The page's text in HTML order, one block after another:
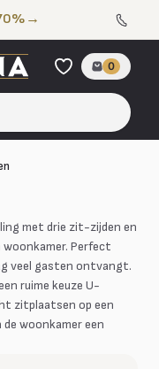
→
0
met drie zit-zijden en
Perfect
veel gasten ontvangt.
ruime keuze U-
zitplaatsen op een
woonkamer een